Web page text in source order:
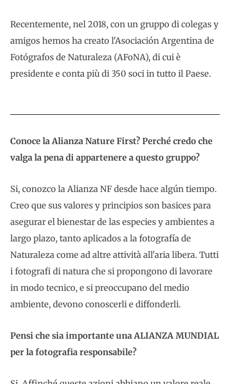
Recentemente, nel 2018, con un gruppo di colegas y
amigos hemos ha creato l'Asociación Argentina de
Fotógrafos de Naturaleza (AFoNA), di cui è
presidente e conta più di 350 soci in tutto il Paese.
Conoce la Alianza Nature First? Perché credo che
valga la pena di appartenere a questo gruppo?
Si, conozco la Alianza NF desde hace algún tiempo.
Creo que sus valores y principios son basices para
asegurar el bienestar de las especies y ambientes a
largo plazo, tanto aplicados a la fotografía de
Naturaleza come ad altre attività all'aria libera. Tutti
i fotografi di natura che si propongono di lavorare
in modo tecnico, e si preoccupano del medio
ambiente, devono conoscerli e diffonderli.
Pensi che sia importante una ALIANZA MUNDIAL
per la fotografia responsabile?